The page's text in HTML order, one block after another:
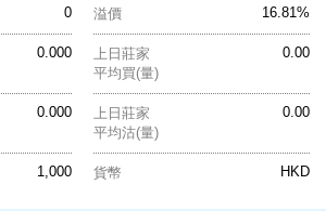
0 16.81%
溢價
0.000 0.00
上日莊家
平均買(量)
0.000 0.00
上日莊家
平均沽(量)
1,000 HKD
貨幣